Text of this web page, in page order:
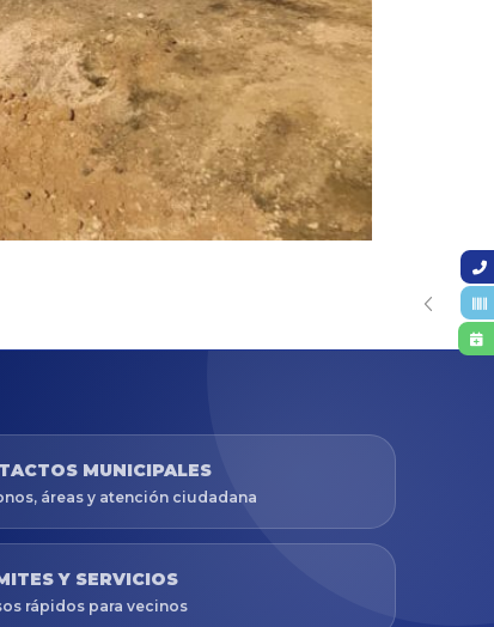
MUNICIPALES
áreas y atención ciudadana
Y SERVICIOS
rápidos para vecinos